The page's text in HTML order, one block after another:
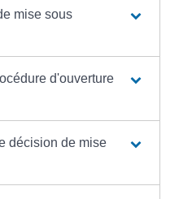
mise sous
d'ouverture
décision de mise